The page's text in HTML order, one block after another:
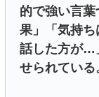
的で強い言
果」「気持
話した方が…
せられている